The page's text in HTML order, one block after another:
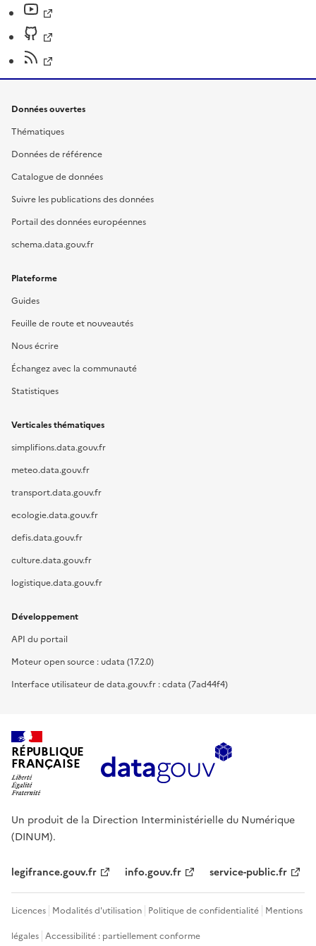
Données ouvertes
Thématiques
Données de référence
Catalogue de données
Suivre les publications des données
Portail des données européennes
schema.data.gouv.fr
Plateforme
Guides
Feuille de route et nouveautés
Nous écrire
Échangez avec la communauté
Statistiques
Verticales thématiques
simplifions.data.gouv.fr
meteo.data.gouv.fr
transport.data.gouv.fr
ecologie.data.gouv.fr
defis.data.gouv.fr
culture.data.gouv.fr
logistique.data.gouv.fr
Développement
API du portail
Moteur open source : udata (17.2.0)
Interface utilisateur de data.gouv.fr : cdata (7ad44f4)
RÉPUBLIQUE
FRANÇAISE
Un produit de la Direction Interministérielle du Numérique
(DINUM).
legifrance.gouv.fr info.gouv.fr service-public.fr
Licences Modalités d'utilisation Politique de confidentialité Mentions
légales Accessibilité : partiellement conforme